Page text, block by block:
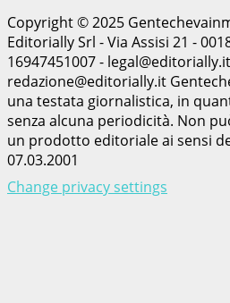
Copyright © 2025
Editorially Srl - Via Assisi 21 -
16947451007 -
redazione@editorially.it
una testata giornalistica, in
senza alcuna periodicità. Non
un prodotto editoriale ai sensi
07.03.2001
Change privacy settings